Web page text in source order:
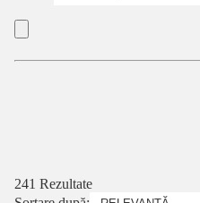
241 Rezultate